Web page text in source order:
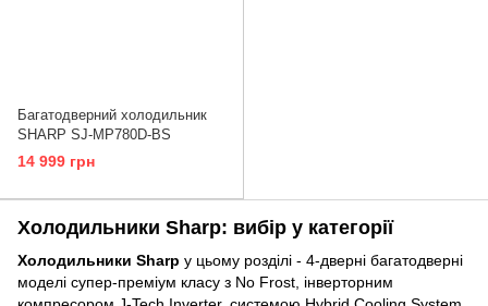
Багатодверний холодильник
SHARP SJ-MP780D-BS
14 999 грн
Холодильники Sharp: вибір у категорії
Холодильники Sharp у цьому розділі - 4-дверні багатодверні
моделі супер-преміум класу з No Frost, інверторним